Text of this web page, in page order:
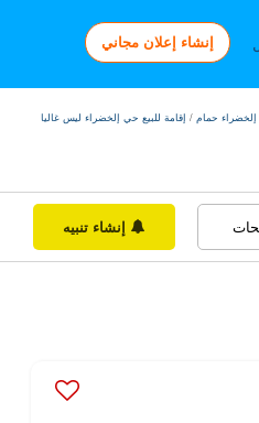
إنشاء إعلان مجاني
إلخضراء حمام / إقامة للبيع حي إلخضراء ليس غاليا
إنشاء تنبيه